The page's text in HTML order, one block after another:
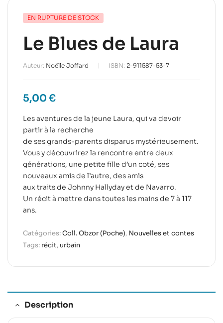
EN RUPTURE DE STOCK
Le Blues de Laura
Auteur: Noëlle Joffard ISBN: 2-911587-53-7
5,00 €
Les aventures de la jeune Laura, qui va devoir
partir à la recherche
de ses grands-parents disparus mystérieusement.
Vous y découvrirez la rencontre entre deux
générations, une petite fille d’un coté, ses
nouveaux amis de l’autre, des amis
aux traits de Johnny Hallyday et de Navarro.
Un récit à mettre dans toutes les mains de 7 à 117
ans.
Catégories:Coll. Obzor (Poche), Nouvelles et contes
Tags: récit, urbain
Description